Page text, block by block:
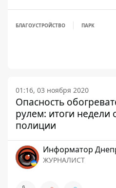
БЛАГОУСТРОЙСТВО ПАРК
01:16, 03 ноября 2020
Опасность
рулем: итоги недели
полиции
Информатор
ЖУРНАЛИСТ